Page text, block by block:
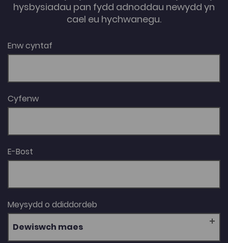
hysbysiadau pan fydd adnoddau newydd yn
cael eu hychwanegu.
Enw cyntaf
Cyfenw
E-Bost
Meysydd o ddiddordeb
Dewiswch maes